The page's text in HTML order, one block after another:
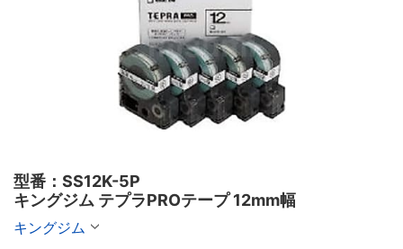
型番：SS12K-5P
キングジム テプラPROテープ 12mm幅
キングジム